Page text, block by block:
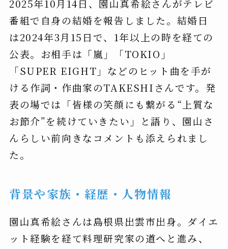
2025年10月14日、園山真希絵さんがテレビ
番組で自身の結婚を報告しました。結婚日
は2024年3月15日で、1年以上の時を経ての
公表。お相手は「嵐」「TOKIO」
「SUPER EIGHT」などのヒット曲を手が
ける作詞・作曲家のTAKESHIさんです。発
表の場では「皆様の笑顔にも繋がる“上質な
お節介”を続けていきたい」と語り、園山さ
んらしい前向きなコメントも添えられまし
た。
背景や家族・経歴・人物情報
園山真希絵さんは島根県出雲市出身。ダイエ
ット経験を経て料理研究家の道へと進み、